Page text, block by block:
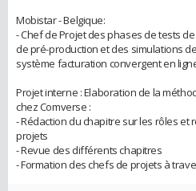
Mobistar - Belgique:
- Chef de Projet des phases de tests
de pré-production et des simulations
système facturation convergent en
Projet interne : Elaboration de la
chez Comverse :
- Rédaction du chapitre sur les rôles
projets
- Revue des différents chapitres
- Formation des chefs de projets à